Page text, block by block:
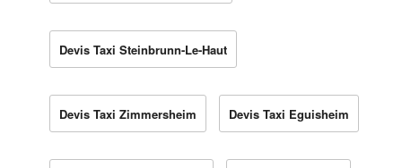
Devis Taxi Steinbrunn-Le-Haut
Devis Taxi Zimmersheim Devis Taxi Eguisheim